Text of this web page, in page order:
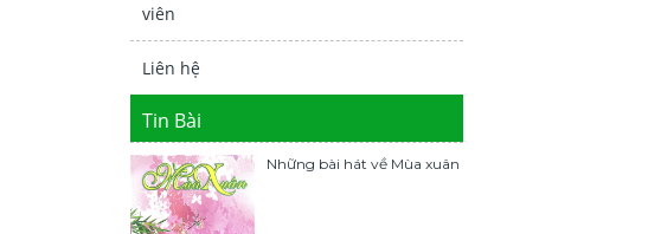
viên
Liên hệ
Tin Bài
Những bài hát về Mùa xuân